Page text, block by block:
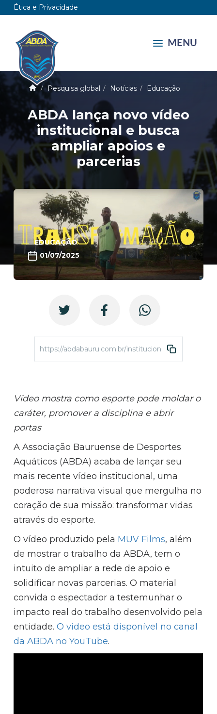
Ética e Privacidade
MENU
Pesquisa global Notícias Educação
ABDA lança novo vídeo
institucional e busca
ampliar apoios e
parcerias
EDUCAÇÃO
01/07/2025
https://abdabauru.com.br/institucional-2025
Vídeo mostra como esporte pode moldar o
caráter, promover a disciplina e abrir
portas
A Associação Bauruense de Desportes
Aquáticos (ABDA) acaba de lançar seu
mais recente vídeo institucional, uma
poderosa narrativa visual que mergulha no
coração de sua missão: transformar vidas
através do esporte.
O vídeo produzido pela MUV Films, além
de mostrar o trabalho da ABDA, tem o
intuito de ampliar a rede de apoio e
solidificar novas parcerias. O material
convida o espectador a testemunhar o
impacto real do trabalho desenvolvido pela
entidade.O vídeo está disponível no canal
da ABDA no YouTube.